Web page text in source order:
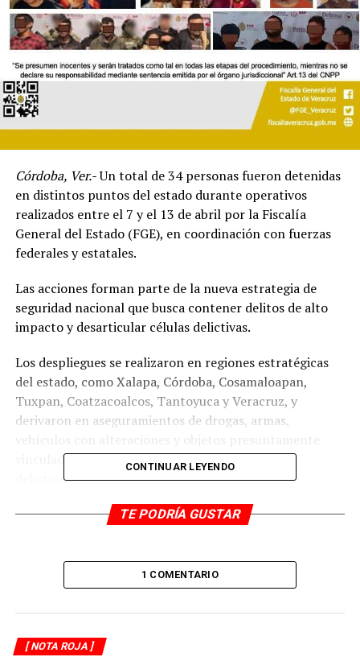
Córdoba, Ver.-Un total de 34 personas fueron detenidas
en distintos puntos del estado durante operativos
realizados entre el 7 y el 13 de abril por la Fiscalía
General del Estado (FGE), en coordinación con fuerzas
federales y estatales.
Las acciones forman parte de la nueva estrategia de
seguridad nacional que busca contener delitos de alto
impacto y desarticular células delictivas.
Los despliegues se realizaron en regiones estratégicas
del estado, como Xalapa, Córdoba, Cosamaloapan,
Tuxpan, Coatzacoalcos, Tantoyuca y Veracruz, y
derivaron en aseguramientos de drogas, armas,
vinculados al narcomenudeo y otras actividades
delictivas.
Zona Centro: Xalapa y Córdoba
personas en flagrancia. Las autoridades decomisaron
marihuana, piedra cristalina, básculas grameras, pipas,
CONTINUAR LEYENDO
TE PODRÍA GUSTAR
1 COMENTARIO
[ NOTA ROJA ]